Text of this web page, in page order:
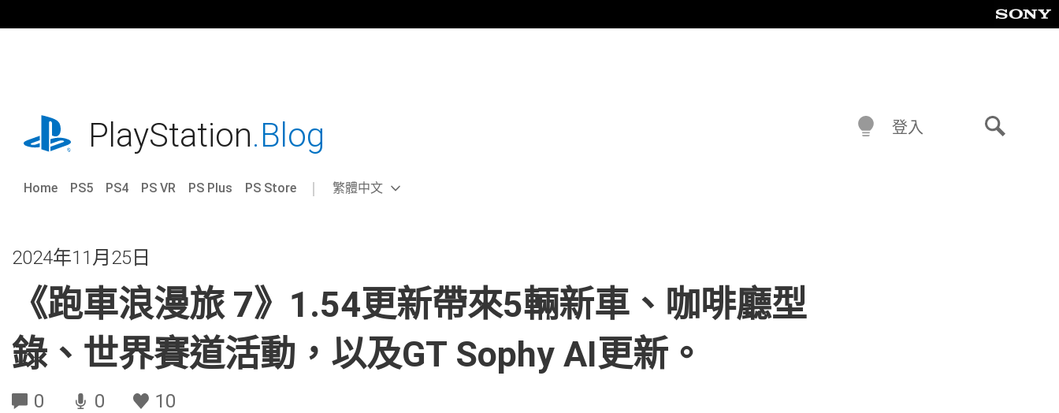
往
playstation.comPlayStation.Blog
Home PS5 PS4 PS VR PS Plus PS Store
Select
Current
繁體中文
登入
2024年11月25日
《跑車浪漫旅 7》1.54更新帶來5輛新車、咖啡廳型
錄、世界賽道活動，以及GT Sophy AI更新。
0 0 10